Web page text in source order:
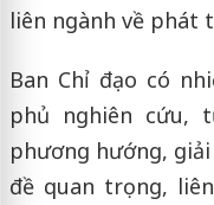
liên ngành về phát
Ban Chỉ đạo có
phủ nghiên cứu,
phương hướng,
đề quan trọng,